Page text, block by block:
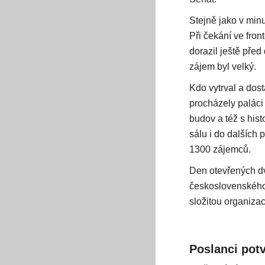
Stejně jako v
Při čekání ve
dorazil ještě před
zájem byl velký.
Kdo vytrval a
procházely
budov a též s
sálu i do dalších
1300 zájemců.
Den otevřených
složitou
Poslanci